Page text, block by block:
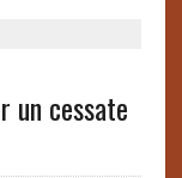
un cessate